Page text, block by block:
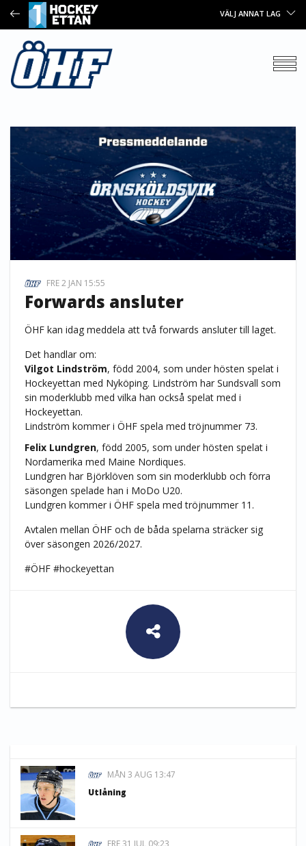
VÄLJ ANNAT LAG
FRE 2 JAN 15:55
Forwards ansluter
ÖHF kan idag meddela att två forwards ansluter till laget.
Det handlar om:
Vilgot Lindström, född 2004, som under hösten spelat i
Hockeyettan med Nyköping. Lindström har Sundsvall som
sin moderklubb med vilka han också spelat med i
Hockeyettan.
Lindström kommer i ÖHF spela med tröjnummer 73.
Felix Lundgren, född 2005, som under hösten spelat i
Nordamerika med Maine Nordiques.
Lundgren har Björklöven som sin moderklubb och förra
säsongen spelade han i MoDo U20.
Lundgren kommer i ÖHF spela med tröjnummer 11.
Avtalen mellan ÖHF och de båda spelarna sträcker sig
över säsongen 2026/2027.
#ÖHF #hockeyettan
MÅN 3 AUG 13:47
Utlåning
FRE 31 JUL 09:23